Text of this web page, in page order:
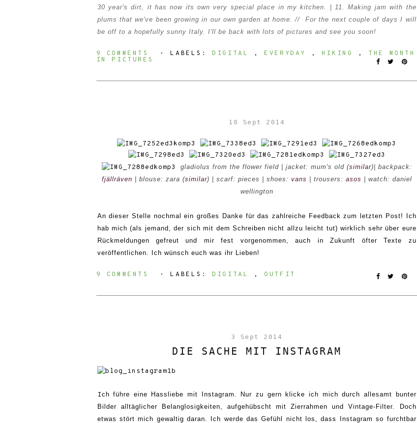
30 year's dirt, it has now its own very special place in my kitchen. | 11. Making jamwith the
plums thatwe've been growing in our own garden at home. // For the next couple of days I will
be off to a hopefully sunny Italy. I'll be back with lots of pictures and see you soon!
9 COMMENTS ⋅ LABELS: DIGITAL , EVERYDAY , HIKING , THE MONTH
IN PICTURES
10 Sept 2014
gladiolus from the flower field | jacket: mum's old (similar)| backpack:
fjällräven | blouse: zara (similar) | scarf: pieces | shoes: vans | trousers: asos
| watch: daniel
wellington
An dieser Stelle nochmal ein großes Danke für das zahlreiche Feedback zum letzten Post! Ich
hab mich (als jemand, der sich mit dem Schreiben nicht allzu leicht tut) wirklich sehr über eure
Rückmeldungen gefreut und mir fest vorgenommen, auch in Zukunft öfterTexte
zu
veröffentlichen. Ich wünsch euch was ihr Lieben!
9 COMMENTS ⋅ LABELS: DIGITAL , OUTFIT
3 Sept 2014
DIE SACHE MIT INSTAGRAM
Ich führe eine Hassliebe mit Instagram. Nur zu gern klicke ich mich durch allesamt bunter
Bilder alltäglicherBelanglosigkeiten, aufgehübscht mit Zierrahmen und Vintage-Filter. Doch
etwas stört mich gewaltig daran. Ich werde das Gefühl nicht los, dass Instagram so furchtbar